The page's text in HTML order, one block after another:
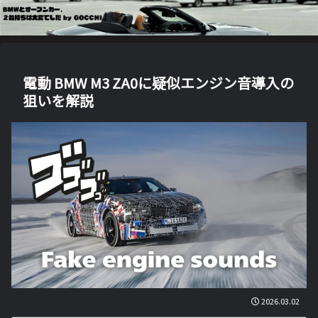
電動 BMW M3 ZA0に疑似エンジン音導入の
狙いを解説
2026.03.02